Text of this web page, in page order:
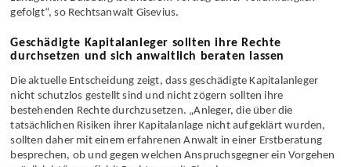
Landgericht Duisburg ist unserem Vortrag daher vollumfänglich
Geschädigte Kapitalanleger sollten ihre Rechte
Die aktuelle Entscheidung zeigt, dass geschädigte Kapital­anleger
nicht schutzlos gestellt sind und nicht zögern sollten ihre
bestehenden Rechte durch­zusetzen. „Anleger, die über die
tatsächlichen Risiken ihrer Kapital­anlage nicht aufgeklärt wurden,
sollten daher mit einem erfahrenen Anwalt in einer Erst­beratung